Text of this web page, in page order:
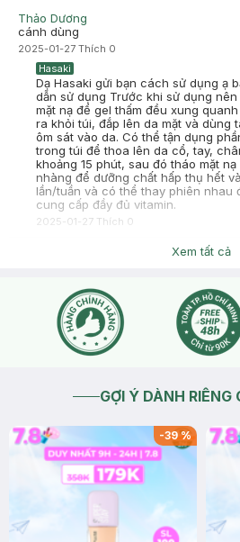
Thảo Dương
cánh dùng
2025-01-27 Thích 0
Hasaki
Dạ Hasaki gửi bạn cách sử dụng ạ
dẫn sử dụng Trước khi sử dụng
mặt nạ để gel thấm đều xung
ra khỏi túi, đắp lên da mặt và dùng
ôm sát vào da. Có thể tận dụng
trong túi để thoa lên da cổ, tay,
khoảng 15 phút, sau đó tháo mặt
nhàng để dưỡng chất hấp thụ hết
lần/tuần và có thể thay phiên nhau
cung cấp đầy đủ vitamin.
2025-01-27 Thích 0
nước mũi z á, đắp lên mấy phút nó mau
2022-11-16Thích0
Hasaki
Hasaki xin chào, để tiện hỗ trợ hơn
phần "chat với chúng tôi" nha
Xem tất cả
GỢI Ý DÀNH RIÊNG
-39%